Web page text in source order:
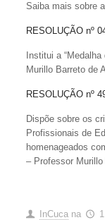
Saiba mais sobre
RESOLUÇÃO nº
Institui a
Murillo Barreto de
RESOLUÇÃO nº
Dispõe sobre os
Profissionais de
homenageados
– Professor Murillo
InCuca na